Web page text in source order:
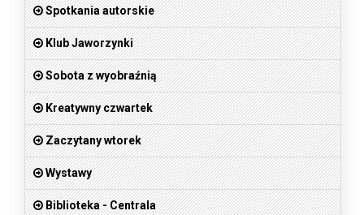
Spotkania autorskie
Klub Jaworzynki
Sobota z wyobraźnią
Kreatywny czwartek
Zaczytany wtorek
Wystawy
Biblioteka - Centrala